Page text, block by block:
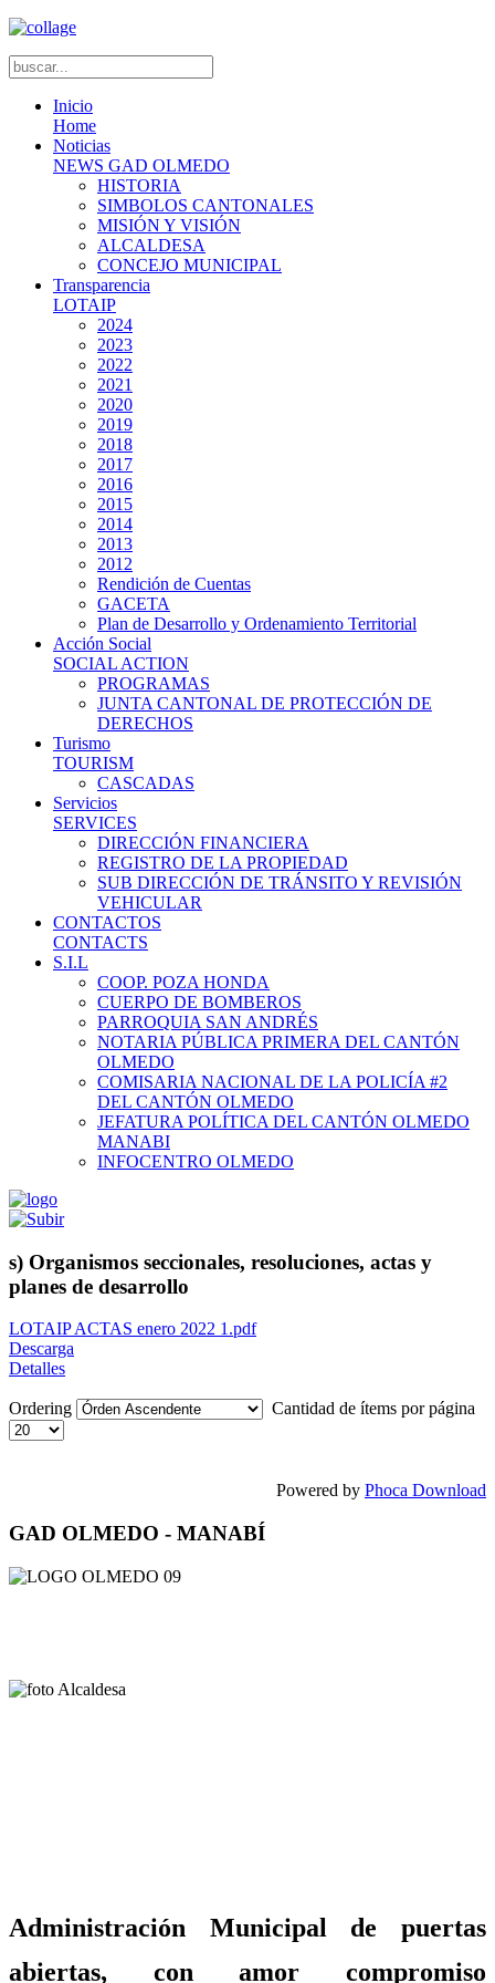
Inicio
Home
Noticias
NEWS GAD OLMEDO
HISTORIA
SIMBOLOS CANTONALES
MISIÓN Y VISIÓN
ALCALDESA
CONCEJO MUNICIPAL
Transparencia
LOTAIP
2024
2023
2022
2021
2020
2019
2018
2017
2016
2015
2014
2013
2012
Rendición de Cuentas
GACETA
Plan de Desarrollo y Ordenamiento Territorial
Acción Social
SOCIAL ACTION
PROGRAMAS
JUNTA CANTONAL DE PROTECCIÓN DE
DERECHOS
Turismo
TOURISM
CASCADAS
Servicios
SERVICES
DIRECCIÓN FINANCIERA
REGISTRO DE LA PROPIEDAD
SUB DIRECCIÓN DE TRÁNSITO Y REVISIÓN
VEHICULAR
CONTACTOS
CONTACTS
S.I.L
COOP. POZA HONDA
CUERPO DE BOMBEROS
PARROQUIA SAN ANDRÉS
NOTARIA PÚBLICA PRIMERA DEL CANTÓN
OLMEDO
COMISARIA NACIONAL DE LA POLICÍA #2
DEL CANTÓN OLMEDO
JEFATURA POLÍTICA DEL CANTÓN OLMEDO
MANABI
INFOCENTRO OLMEDO
s) Organismos seccionales, resoluciones, actas y
planes de desarrollo
LOTAIP ACTAS enero 2022 1.pdf
Descarga
Detalles
Ordering Cantidad de ítems por página
Powered by Phoca Download
GAD OLMEDO - MANABÍ
Administración Municipal de puertas
abiertas, con amor compromiso